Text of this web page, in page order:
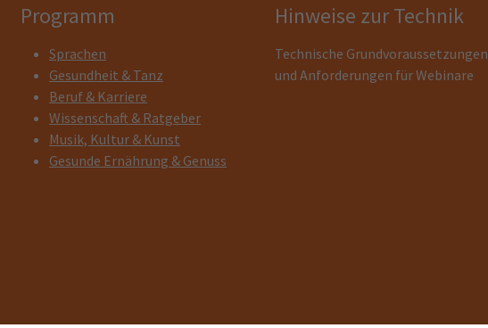
Programm
Sprachen
Gesundheit & Tanz
Beruf & Karriere
Wissenschaft & Ratgeber
Musik, Kultur & Kunst
Gesunde Ernährung & Genuss
Hinweise zur Technik
Technische Grundvoraussetzungen
und Anforderungen für Webinare